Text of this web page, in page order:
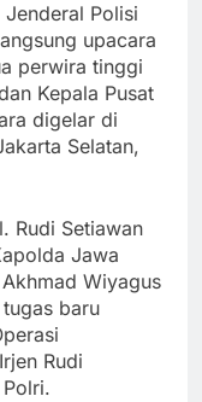
Polisi
upacara
perwira tinggi
Kepala Pusat
digelar di
Selatan,
Rudi Setiawan
Jawa
Wiyagus
baru
Rudi